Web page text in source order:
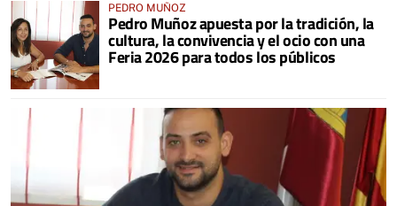
PEDRO MUÑOZ
Pedro Muñoz apuesta por la tradición, la
cultura, la convivencia y el ocio con una
Feria 2026 para todos los públicos